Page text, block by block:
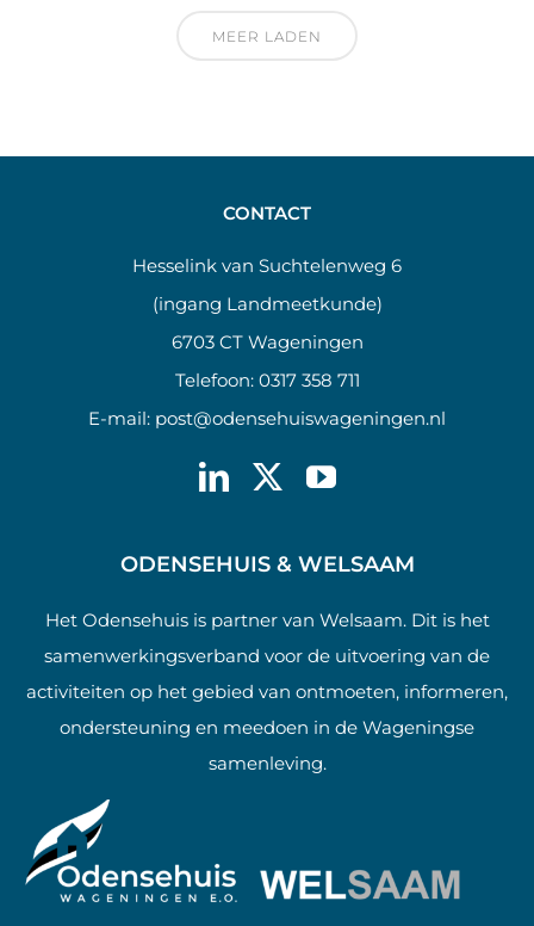
MEER LADEN
CONTACT
Hesselink van Suchtelenweg 6
(ingang Landmeetkunde)
6703 CT Wageningen
Telefoon: 0317 358 711
E-mail: post@odensehuiswageningen.nl
ODENSEHUIS & WELSAAM
Het Odensehuis is partner van Welsaam. Dit is het
samenwerkingsverband voor de uitvoering van de
activiteiten op het gebied van ontmoeten, informeren,
ondersteuning en meedoen in de Wageningse
samenleving.